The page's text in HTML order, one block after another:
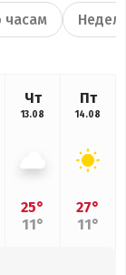
часам
Чт
13.08
25°
11°
Пт
14.08
27°
11°